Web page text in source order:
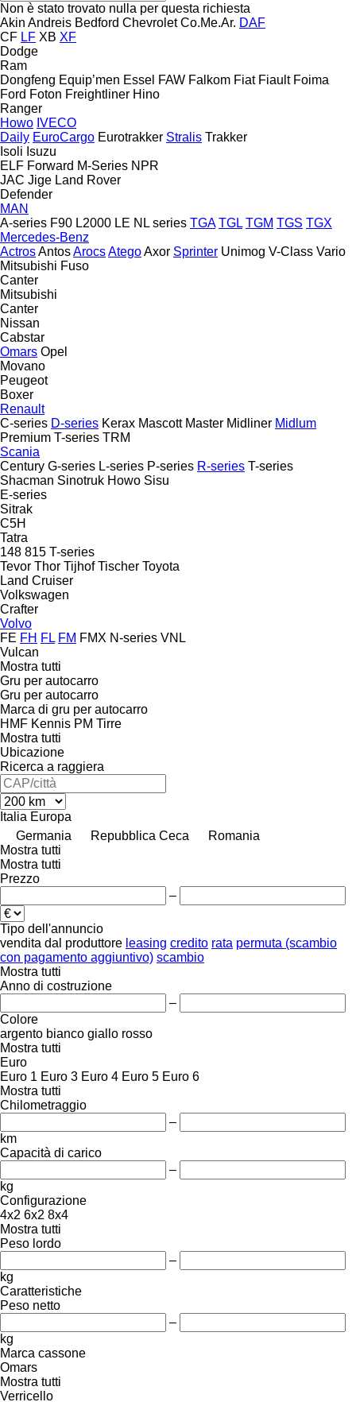
Non è stato trovato nulla per questa richiesta
Akin Andreis Bedford Chevrolet Co.Me.Ar. DAF
CF LF XB XF
Dodge
Ram
Dongfeng Equip’men Essel FAW Falkom Fiat Fiault Foima
Ford Foton Freightliner Hino
Ranger
Howo IVECO
Daily EuroCargo Eurotrakker Stralis Trakker
Isoli Isuzu
ELF Forward M-Series NPR
JAC Jige Land Rover
Defender
MAN
A-series F90 L2000 LE NL series TGA TGL TGM TGS TGX
Mercedes-Benz
ActrosAntosArocsAtegoAxor Sprinter Unimog V-Class Vario
Mitsubishi Fuso
Canter
Mitsubishi
Canter
Nissan
Cabstar
Omars Opel
Movano
Peugeot
Boxer
Renault
C-series D-series Kerax Mascott Master Midliner Midlum
Premium T-series TRM
Scania
Century G-series L-series P-series R-series T-series
Shacman Sinotruk Howo Sisu
E-series
Sitrak
C5H
Tatra
148 815 T-series
Tevor Thor Tijhof Tischer Toyota
Land Cruiser
Volkswagen
Crafter
Volvo
FE FH FL FM FMX N-series VNL
Vulcan
Mostra tutti
Gru per autocarro
Gru per autocarro
Marca di gru per autocarro
HMF Kennis PM Tirre
Mostra tutti
Ubicazione
Ricerca a raggiera
Italia Europa
Germania
Repubblica Ceca
Romania
Mostra tutti
Mostra tutti
Prezzo
–
Tipo dell'annuncio
vendita dal produttore leasing credito rata permuta (scambio
con pagamento aggiuntivo) scambio
Mostra tutti
Anno di costruzione
–
Colore
argento bianco giallo rosso
Mostra tutti
Euro
Euro 1 Euro 3 Euro 4 Euro 5 Euro 6
Mostra tutti
Chilometraggio
–
km
Capacità di carico
–
kg
Configurazione
4x2 6x2 8x4
Mostra tutti
Peso lordo
–
kg
Caratteristiche
Peso netto
–
kg
Marca cassone
Omars
Mostra tutti
Verricello